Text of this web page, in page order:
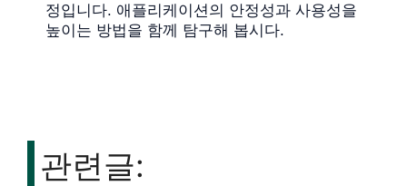
정입니다. 애플리케이션의 안정성과 사용성을
높이는 방법을 함께 탐구해 봅시다.
관련글: